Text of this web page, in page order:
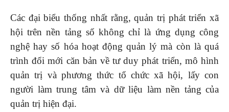
Các đại biểu thống nhất rằng, quản trị phát triển xã
hội trên nền tảng số không chỉ là ứng dụng công
nghệ hay số hóa hoạt động quản lý mà còn là quá
trình đổi mới căn bản về tư duy phát triển, mô hình
quản trị và phương thức tổ chức xã hội, lấy con
người làm trung tâm và dữ liệu làm nền tảng của
quản trị hiện đại.